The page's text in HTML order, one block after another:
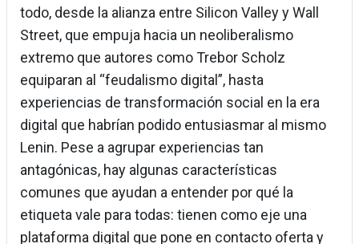
todo, desde la alianza entre Silicon Valley y Wall
Street, que empuja hacia un neoliberalismo
extremo que autores como Trebor Scholz
equiparan al “feudalismo digital”, hasta
experiencias de transformación social en la era
digital que habrían podido entusiasmar al mismo
Lenin. Pese a agrupar experiencias tan
antagónicas, hay algunas características
comunes que ayudan a entender por qué la
etiqueta vale para todas: tienen como eje una
plataforma digital que pone en contacto oferta y